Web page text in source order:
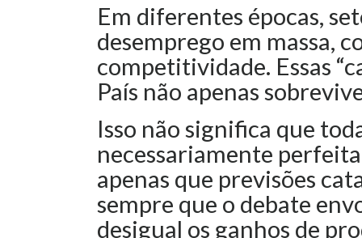
Em diferentes épocas,
desemprego em massa,
competitividade. Essas
País não apenas
Isso não significa que
necessariamente
apenas que previsões
sempre que o debate
desigual os ganhos de